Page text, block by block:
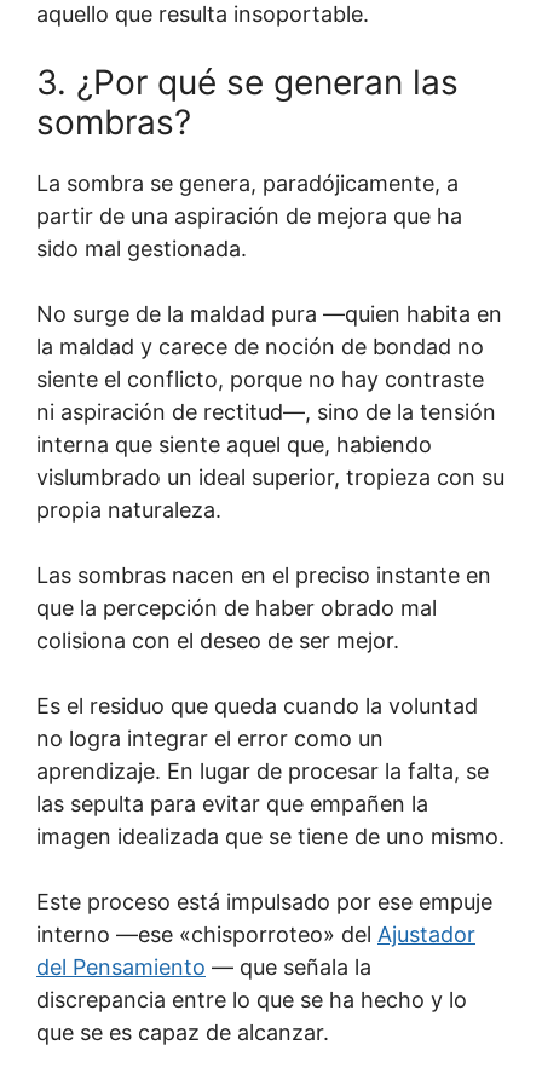
aquello que resulta insoportable.
3. ¿Por qué se generan las
sombras?
La sombra se genera, paradójicamente, a
partir de una aspiración de mejora que ha
sido mal gestionada.
No surge de la maldad pura —quien habita en
la maldad y carece de noción de bondad no
siente el conflicto, porque no hay contraste
ni aspiración de rectitud—, sino de la tensión
interna que siente aquel que, habiendo
vislumbrado un ideal superior, tropieza con su
propia naturaleza.
Las sombras nacen en el preciso instante en
que la percepción de haber obrado mal
colisiona con el deseo de ser mejor.
Es el residuo que queda cuando la voluntad
no logra integrar el error como un
aprendizaje. En lugar de procesar la falta, se
las sepulta para evitar que empañen la
imagen idealizada que se tiene de uno mismo.
Este proceso está impulsado por ese empuje
interno —ese «chisporroteo» del Ajustador
del Pensamiento — que señala la
discrepancia entre lo que se ha hecho y lo
que se es capaz de alcanzar.